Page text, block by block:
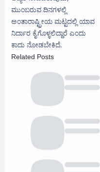
ಮುಂಬರುವ ದಿನಗಳಲ್ಲಿ
ಅಂತಾರಾಷ್ಟ್ರೀಯ ಮಟ್ಟದಲ್ಲಿ ಯಾವ
ನಿರ್ದಾರ ಕೈಗೊಳ್ಳಲಿದ್ದಾರೆ ಎಂದು
ಕಾದು ನೋಡಬೇಕಿದೆ.
Related Posts